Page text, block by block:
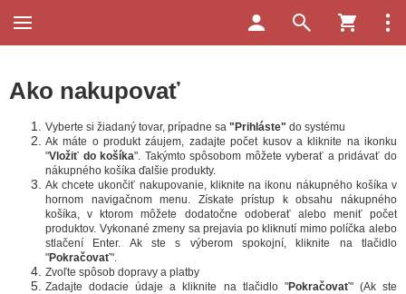
Ako nakupovať
Vyberte si žiadaný tovar, prípadne sa "Prihláste" do systému
Ak máte o produkt záujem, zadajte počet kusov a kliknite na ikonku
"Vložiť do košíka". Takýmto spôsobom môžete vyberať a pridávať do
nákupného košíka ďalšie produkty.
Ak chcete ukončiť nakupovanie, kliknite na ikonu nákupného košíka v
hornom navigačnom menu. Získate prístup k obsahu nákupného
košíka, v ktorom môžete dodatočne odoberať alebo meniť počet
produktov. Vykonané zmeny sa prejavia po kliknutí mimo políčka alebo
stlačení Enter. Ak ste s výberom spokojní, kliknite na tlačidlo
"Pokračovať".
Zvoľte spôsob dopravy a platby
Zadajte dodacie údaje a kliknite na tlačidlo "Pokračovať" (Ak ste